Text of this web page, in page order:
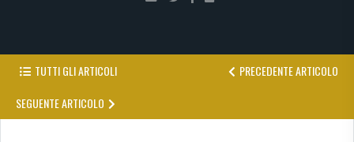
TUTTI GLI ARTICOLI
PRECEDENTE ARTICOLO
SEGUENTE ARTICOLO